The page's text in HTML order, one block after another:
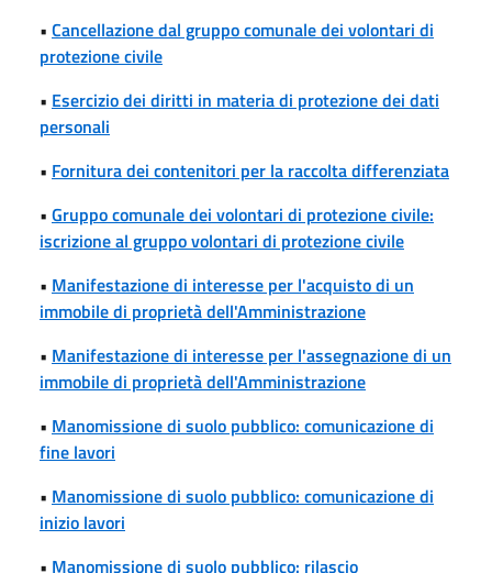
• Cancellazione dal gruppo comunale dei volontari di
protezione civile
• Esercizio dei diritti in materia di protezione dei dati
personali
• Fornitura dei contenitori per la raccolta differenziata
• Gruppo comunale dei volontari di protezione civile:
iscrizione al gruppo volontari di protezione civile
• Manifestazione di interesse per l'acquisto di un
immobile di proprietà dell'Amministrazione
• Manifestazione di interesse per l'assegnazione di un
immobile di proprietà dell'Amministrazione
• Manomissione di suolo pubblico: comunicazione di
fine lavori
• Manomissione di suolo pubblico: comunicazione di
inizio lavori
• Manomissione di suolo pubblico: rilascio